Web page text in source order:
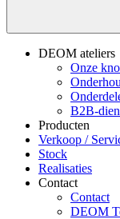
DEOM ateliers
Onze
B2B-
Producten
Verkoop /
Stock
Realisaties
Contact
Contact
DEOM